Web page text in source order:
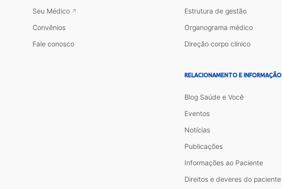
Seu Médico
Convênios
Fale conosco
Estrutura de gestão
Organograma médico
Direção corpo clínico
RELACIONAMENTO E INFORMAÇÃO
Blog Saúde e Você
Eventos
Notícias
Publicações
Informações ao Paciente
Direitos e deveres do paciente